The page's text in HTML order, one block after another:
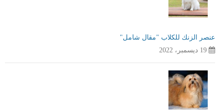
عنصر الزنك للكلاب "مقال شامل"
19 ديسمبر، 2022